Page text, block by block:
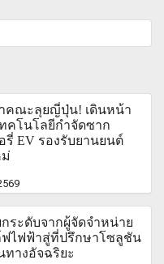
คณะลุยญี่ปุ่น! เดินหน้า
คโนโลยีกำจัดซาก
รี่ EV รองรับยานยนต์
กระดับจากผู้จัดจำหน่าย
ฟไฟฟ้าสู่ที่ปรึกษาโซลูชัน
ทางอัจฉริยะ